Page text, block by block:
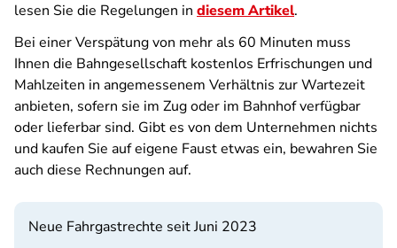
lesen Sie die Regelungen in diesem Artikel.
Bei einer Verspätung von mehr als 60 Minuten muss
Ihnen die Bahngesellschaft kostenlos Erfrischungen und
Mahlzeiten in angemessenem Verhältnis zur Wartezeit
anbieten, sofern sie im Zug oder im Bahnhof verfügbar
oder lieferbar sind. Gibt es von dem Unternehmen nichts
und kaufen Sie auf eigene Faust etwas ein, bewahren Sie
auch diese Rechnungen auf.
Neue Fahrgastrechte seit Juni 2023